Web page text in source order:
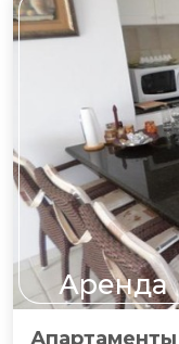
Аренда
Апартаменты